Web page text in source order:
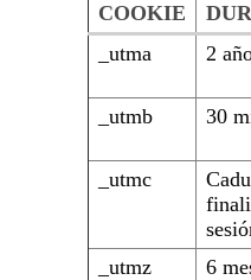
COOKIE
_utma
2
_utmb 30
_utmc
_utmz
6